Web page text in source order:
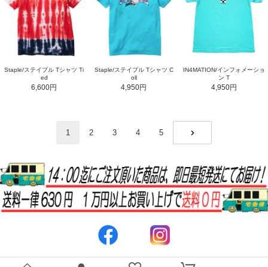
Staple/ステイプル Tシャツ Ti
ed
6,600円
Staple/ステイプル Tシャツ C
oll
4,950円
IN4MATION/インフォメーショ
ン T
4,950円
1 2 3 4
5